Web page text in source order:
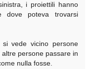
i proiettili hanno
dove poteva trovarsi
vede vicino persone
persone passare in
nulla fosse.